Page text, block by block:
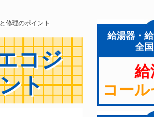
修理のポイント
コジ
ト
給湯器・
全
給
コー